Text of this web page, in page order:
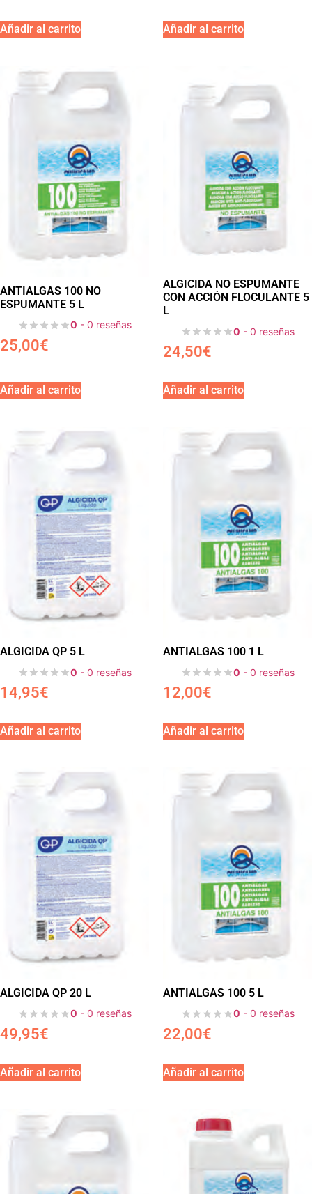
Añadir al carrito Añadir al carrito
ANTIALGAS 100 NO
ESPUMANTE 5 L
0 - 0 reseñas
25,00€
Añadir al carrito
ALGICIDA NO ESPUMANTE
CON ACCIÓN FLOCULANTE 5
L
0 - 0 reseñas
24,50€
Añadir al carrito
ALGICIDA QP 5 L
0 - 0 reseñas
14,95€
Añadir al carrito
ANTIALGAS 100 1 L
0 - 0 reseñas
12,00€
Añadir al carrito
ALGICIDA QP 20 L
0 - 0 reseñas
49,95€
Añadir al carrito
ANTIALGAS 100 5 L
0 - 0 reseñas
22,00€
Añadir al carrito